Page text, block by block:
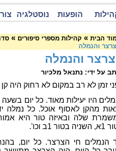
הופעות נוסטלגיה
הבית » קהילות מספרי סיפורים »
והנמלה
והנמלה
על ידי: נתנאל מלכיור
זמן לא רב במקום לא רחוק היה
היו יעילות מאוד. כל יום
מהקן לאסוף אוכל. כל נמלה
שלה ובאיזה טור היא
בטור 1ב וכו'.
הנמלים חי הצרצר. כל יום,